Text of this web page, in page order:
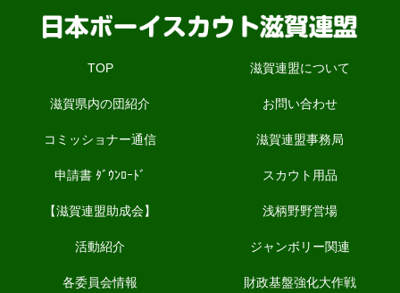
TOP 滋賀連盟について
滋賀県内の団紹介 お問い合わせ
コミッショナー通信 滋賀連盟事務局
申請書 ﾀﾞｳﾝﾛｰﾄﾞ スカウト用品
【滋賀連盟助成会】 浅柄野野営場
活動紹介 ジャンボリー関連
各委員会情報 財政基盤強化大作戦